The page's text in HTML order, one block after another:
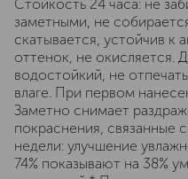
Стойкость 24 часа: не
заметными, не
скатывается, устойчив к
оттенок, не окисляется.
водостойкий, не
влаге. При первом
Заметно снимает
покраснения, связанные
недели: улучшение
74% показывают на 38%